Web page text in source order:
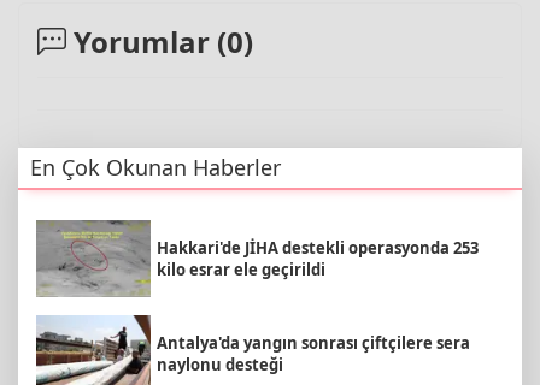
Yorumlar (0)
En Çok Okunan Haberler
Hakkari'de JİHA destekli operasyonda 253
kilo esrar ele geçirildi
Antalya'da yangın sonrası çiftçilere sera
naylonu desteği